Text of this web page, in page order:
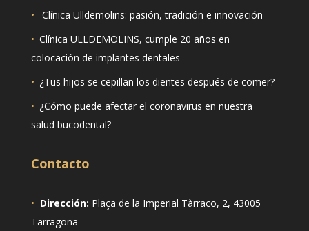
•
Clínica Ulldemolins: pasión, tradición e innovación
• Clínica ULLDEMOLINS, cumple 20 años en
colocación de implantes dentales
• ¿Tus hijos se cepillan los dientes después de comer?
• ¿Cómo puede afectar el coronavirus en nuestra
salud bucodental?
Contacto
• Dirección: Plaça de la Imperial Tàrraco, 2, 43005
Tarragona